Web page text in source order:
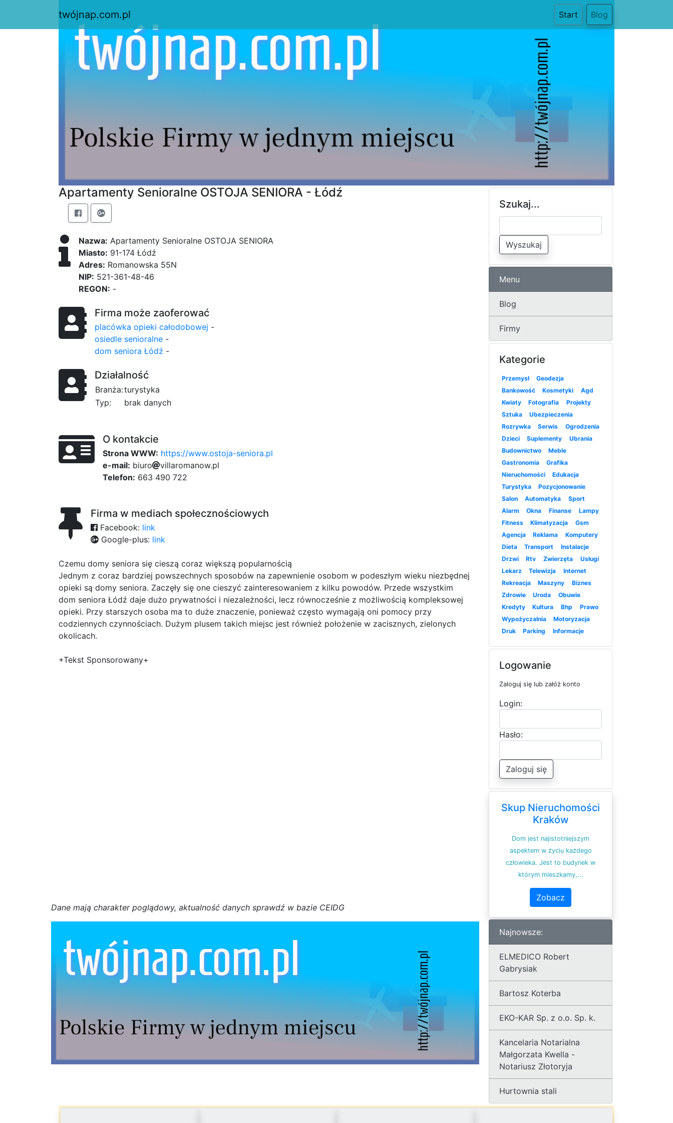
twójnap.com.pl Start (current)
Blog
Apartamenty Senioralne OSTOJA SENIORA - Łódź
Nazwa: Apartamenty Senioralne OSTOJA SENIORA
Miasto: 91-174 Łódź
Adres: Romanowska 55N
NIP: 521-361-48-46
REGON: -
Firma może zaoferować
placówka opieki całodobowej -
osiedle senioralne -
dom seniora Łódź -
Działalność
Branża:turystyka
Typ:
brak danych
O kontakcie
Strona WWW: https://www.ostoja-seniora.pl
e-mail: biuro9c2
2
vil8
laro65
mae
n1e8
ow.f
pl
Telefon: 663 490 722
Firma w mediach społecznościowych
Facebook: link
Google-plus: link
Czemu domy seniora się cieszą coraz większą popularnością
Jednym z coraz bardziej powszechnych sposobów na zapewnienie osobom w podeszłym wieku niezbędnej
opieki są domy seniora. Zaczęły się one cieszyć zainteresowaniem z kilku powodów. Przede wszystkim
dom seniora Łódź daje dużo prywatności i niezależności, lecz równocześnie z możliwością kompleksowej
opieki. Przy starszych osoba ma to duże znaczenie, ponieważ często wymagają oni pomocy przy
codziennych czynnościach. Dużym plusem takich miejsc jest również położenie w zacisznych, zielonych
okolicach.
+Tekst Sponsorowany+
Dane mają charakter poglądowy, aktualność danych sprawdź w bazie CEIDG
Szukaj...
Wyszukaj
Menu
Blog
Firmy
Kategorie
Przemysł
Geodezja
Bankowość
Kosmetyki
Agd
Kwiaty
Fotografia
Projekty
Sztuka
Ubezpieczenia
Rozrywka
Serwis
Ogrodzenia
Dzieci
Suplementy
Ubrania
Budownictwo
Meble
Gastronomia
Grafika
Nieruchomości
Edukacja
Turystyka
Pozycjonowanie
Salon
Automatyka
Sport
Alarm
Okna Finanse
Lampy
Fitness
Klimatyzacja
Gsm
Agencja
Reklama
Komputery
Dieta
Transport
Instalacje
Drzwi
Rtv Zwierzęta
Usługi
Lekarz
Telewizja
Internet
Rekreacja
Maszyny
Biznes
Zdrowie
Uroda
Obuwie
Kredyty
Kultura Bhp
Prawo
Wypożyczalnia
Motoryzacja
Druk
Parking Informacje
Logowanie
Zaloguj się lub załóż konto
Login:
Hasło:
Zaloguj się
Skup Nieruchomości
Kraków
Dom jest najistotniejszym
aspektem w życiu każdego
człowieka. Jest to budynek w
którym mieszkamy,...
Zobacz
Najnowsze:
ELMEDICO Robert
Gabrysiak
Bartosz Koterba
EKO-KAR Sp. z o.o. Sp. k.
Kancelaria Notarialna
Małgorzata Kwella -
Notariusz Złotoryja
Hurtownia stali